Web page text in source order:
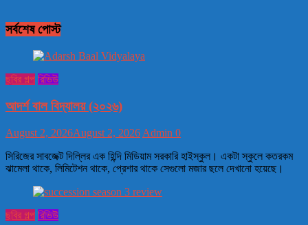
সর্বশেষ পোস্ট
ছবির গল্প রিভিউ
আদর্শ বাল বিদ্যালয় (২০২৬)
August 2, 2026August 2, 2026 Admin 0
সিরিজের সাবজেক্ট দিল্লির এক হিন্দি মিডিয়াম সরকারি হাইস্কুল। একটা স্কুলে কতরকম
ঝামেলা থাকে, লিমিটেশন থাকে, প্রেশার থাকে সেগুলো মজার ছলে দেখানো হয়েছে।
ছবির গল্প রিভিউ